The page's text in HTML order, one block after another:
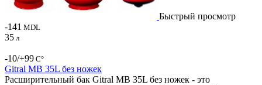
Быстрый просмотр
-141 MDL
35 л
-10/+99 С°
Gitral MB 35L без ножек
Расширительный бак Gitral MB 35L без ножек - это